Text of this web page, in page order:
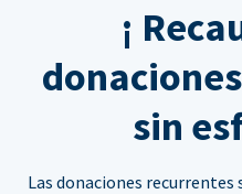
¡
sin
Las donaciones recurrentes